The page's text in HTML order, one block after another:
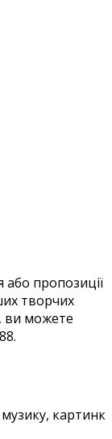
пропозиції
творчих
ви можете